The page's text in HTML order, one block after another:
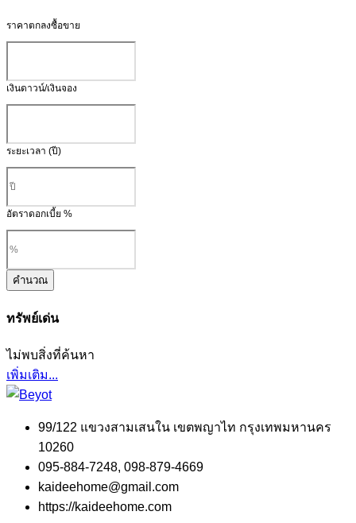
ราคาตกลงซื้อขาย
เงินดาวน์/เงินจอง
ระยะเวลา (ปี)
อัตราดอกเบี้ย %
คำนวณ
ทรัพย์เด่น
ไม่พบสิ่งที่ค้นหา
เพิ่มเติม...
99/122 แขวงสามเสนใน เขตพญาไท กรุงเทพมหานคร
10260
095-884-7248, 098-879-4669
kaideehome@gmail.com
https://kaideehome.com